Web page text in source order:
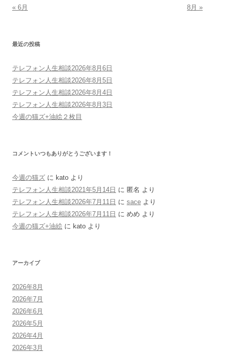
« 6月
8月 »
最近の投稿
テレフォン人生相談2026年8月6日
テレフォン人生相談2026年8月5日
テレフォン人生相談2026年8月4日
テレフォン人生相談2026年8月3日
今週の猫ズ+油絵２枚目
コメントいつもありがとうございます！
今週の猫ズ に kato より
テレフォン人生相談2021年5月14日 に 匿名 より
テレフォン人生相談2026年7月11日 に sace より
テレフォン人生相談2026年7月11日 に めめ より
今週の猫ズ+油絵 に kato より
アーカイブ
2026年8月
2026年7月
2026年6月
2026年5月
2026年4月
2026年3月